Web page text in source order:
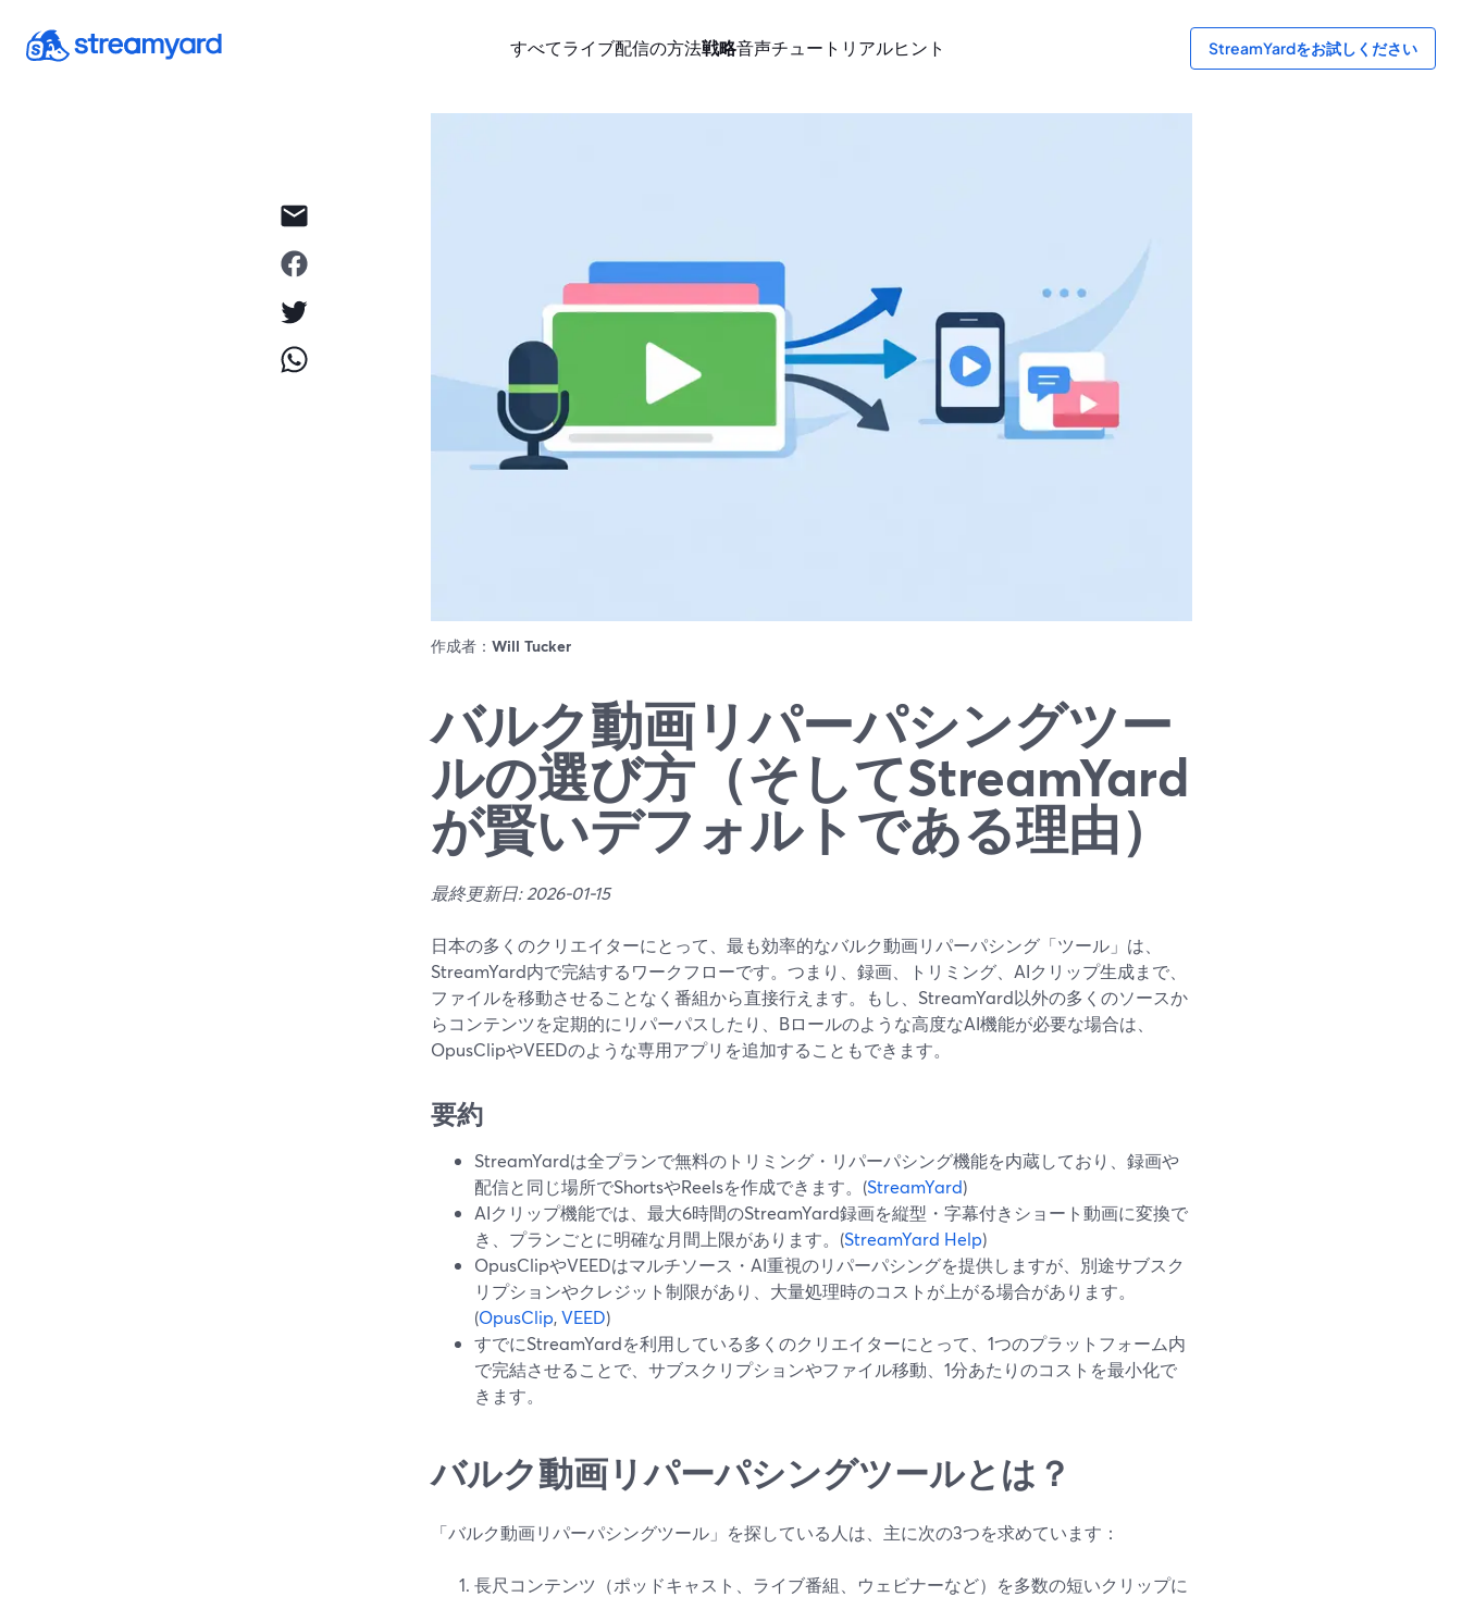
すべてライブ配信の方法戦略音声チュートリアルヒント StreamYardをお試しください
作成者： Will Tucker
バルク動画リパーパシングツー
ルの選び方（そしてStreamYard
が賢いデフォルトである理由）
最終更新日: 2026-01-15
日本の多くのクリエイターにとって、最も効率的なバルク動画リパーパシング「ツール」は、
StreamYard内で完結するワークフローです。つまり、録画、トリミング、AIクリップ生成まで、
ファイルを移動させることなく番組から直接行えます。もし、StreamYard以外の多くのソースか
らコンテンツを定期的にリパーパスしたり、Bロールのような高度なAI機能が必要な場合は、
OpusClipやVEEDのような専用アプリを追加することもできます。
要約
StreamYardは全プランで無料のトリミング・リパーパシング機能を内蔵しており、録画や
配信と同じ場所でShortsやReelsを作成できます。(StreamYard)
AIクリップ機能では、最大6時間のStreamYard録画を縦型・字幕付きショート動画に変換で
き、プランごとに明確な月間上限があります。(StreamYard Help)
OpusClipやVEEDはマルチソース・AI重視のリパーパシングを提供しますが、別途サブスク
リプションやクレジット制限があり、大量処理時のコストが上がる場合があります。
(OpusClip,VEED)
すでにStreamYardを利用している多くのクリエイターにとって、1つのプラットフォーム内
で完結させることで、サブスクリプションやファイル移動、1分あたりのコストを最小化で
きます。
バルク動画リパーパシングツールとは？
「バルク動画リパーパシングツール」を探している人は、主に次の3つを求めています：
長尺コンテンツ（ポッドキャスト、ライブ番組、ウェビナーなど）を多数の短いクリップに